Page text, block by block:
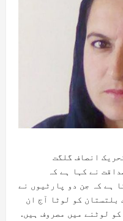
انصاف گلگت
نے کہا ہے کہ
ہے کہ جن دو پارٹیوں نے
بلتستان کو لوٹا آج ان
لوٹنے میں مصروف ہیں.